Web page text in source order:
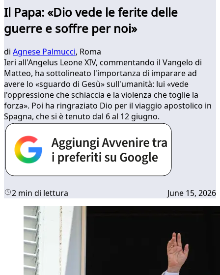
Il Papa: «Dio vede le ferite delle
guerre e soffre per noi»
di Agnese Palmucci, Roma
Ieri all'Angelus Leone XIV, commentando il Vangelo di
Matteo, ha sottolineato l'importanza di imparare ad
avere lo «sguardo di Gesù» sull'umanità: lui «vede
l'oppressione che schiaccia e la violenza che toglie la
forza». Poi ha ringraziato Dio per il viaggio apostolico in
Spagna, che si è tenuto dal 6 al 12 giugno.
2 min di lettura June 15, 2026